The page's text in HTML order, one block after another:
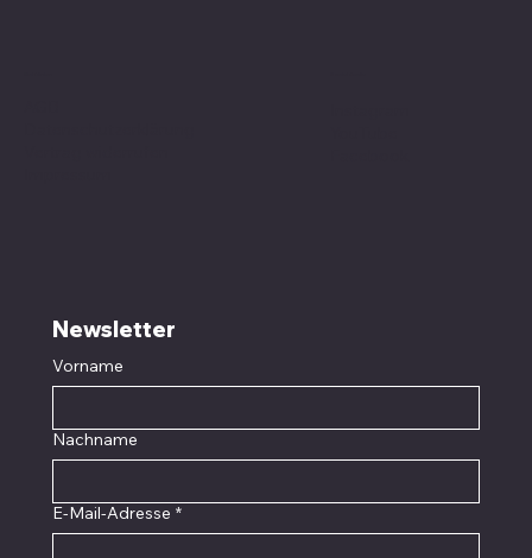
Newsletter
Vorname
Nachname
E-Mail-Adresse *